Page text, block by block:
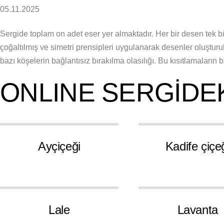
05.11.2025
Sergide toplam on adet eser yer almaktadır. Her bir desen tek
çoğaltılmış ve simetri prensipleri uygulanarak desenler
bazı köşelerin bağlantısız bırakılma olasılığı. Bu
ONLINE
Ayçiçeği Kadife
Lale Lavanta